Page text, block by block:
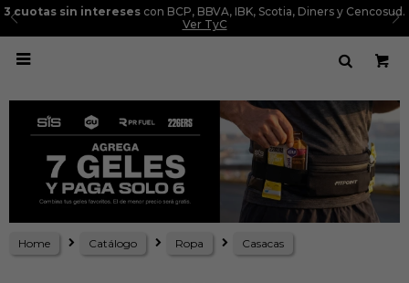
3 cuotas sin intereses con BCP, BBVA, IBK, Scotia, Diners y Cencosud.
Ver TyC

Home Catálogo Ropa Casacas